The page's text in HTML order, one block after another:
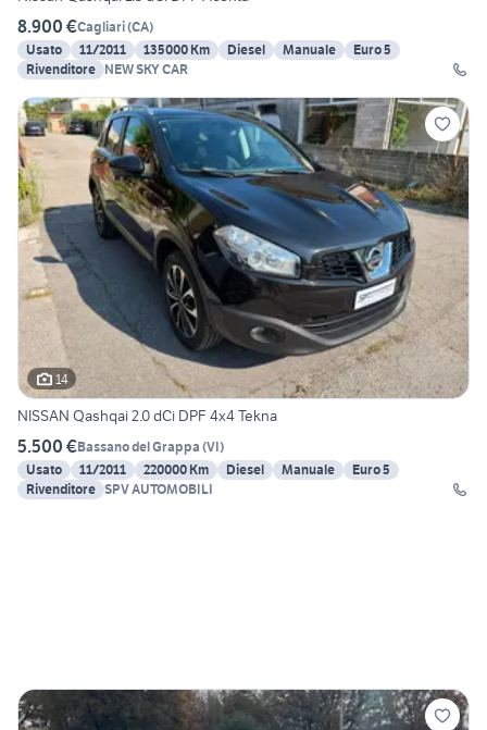
8.900 €Cagliari(CA)
Usato
11/2011 135000 Km Diesel Manuale
Euro 5
Rivenditore NEW SKY CAR
14
NISSAN Qashqai 2.0 dCi DPF 4x4 Tekna
5.500 €Bassano del Grappa (VI)
Usato
11/2011 220000 Km Diesel Manuale
Euro 5
Rivenditore SPV AUTOMOBILI